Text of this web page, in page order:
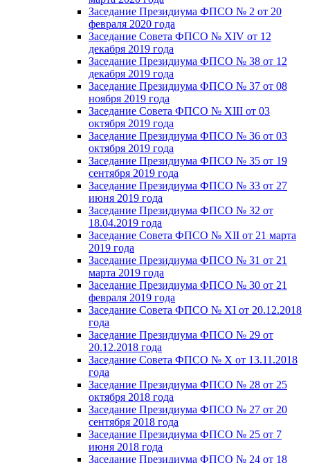
Заседание Президиума ФПСО № 2 от 20
февраля 2020 года
Заседание Совета ФПСО № XIV от 12
декабря 2019 года
Заседание Президиума ФПСО № 38 от 12
декабря 2019 года
Заседание Президиума ФПСО № 37 от 08
ноября 2019 года
Заседание Совета ФПСО № XIII от 03
октября 2019 года
Заседание Президиума ФПСО № 36 от 03
октября 2019 года
Заседание Президиума ФПСО № 35 от 19
сентября 2019 года
Заседание Президиума ФПСО № 33 от 27
июня 2019 года
Заседание Президиума ФПСО № 32 от
18.04.2019 года
Заседание Совета ФПСО № XII от 21 марта
2019 года
Заседание Президиума ФПСО № 31 от 21
марта 2019 года
Заседание Президиума ФПСО № 30 от 21
февраля 2019 года
Заседание Совета ФПСО № XI от 20.12.2018
года
Заседание Президиума ФПСО № 29 от
20.12.2018 года
Заседание Совета ФПСО № X от 13.11.2018
года
Заседание Президиума ФПСО № 28 от 25
октября 2018 года
Заседание Президиума ФПСО № 27 от 20
сентября 2018 года
Заседание Президиума ФПСО № 25 от 7
июня 2018 года
Заседание Президиума ФПСО № 24 от 18